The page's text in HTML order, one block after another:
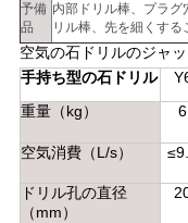
予備
品
内部ドリル棒、プラ
リル棒、先を細くす
空気の石ドリルのジャ
手持ち型の石ドリル
重量（kg）
6
空気消費（L/s）
ドリル孔の直径
（mm）